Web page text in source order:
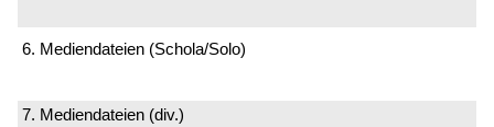
6. Mediendateien (Schola/Solo)
7. Mediendateien (div.)